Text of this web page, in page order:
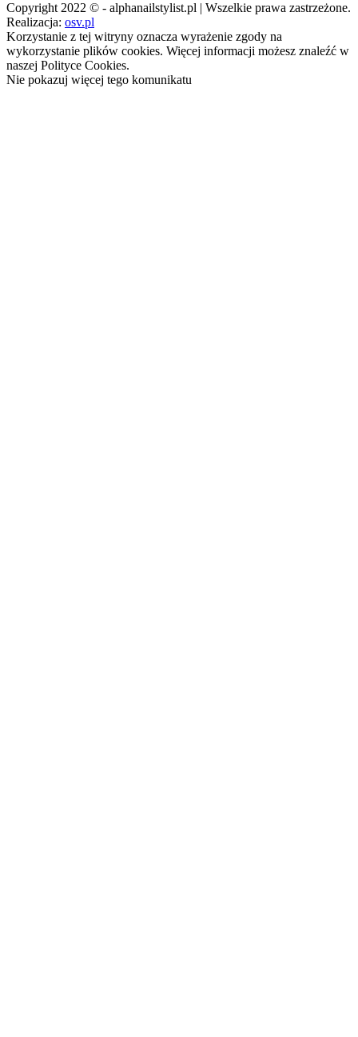
Copyright 2022 © - alphanailstylist.pl | Wszelkie prawa zastrzeżone.
Realizacja: osv.pl
Korzystanie z tej witryny oznacza wyrażenie zgody na
wykorzystanie plików cookies. Więcej informacji możesz znaleźć w
naszej Polityce Cookies.
Nie pokazuj więcej tego komunikatu